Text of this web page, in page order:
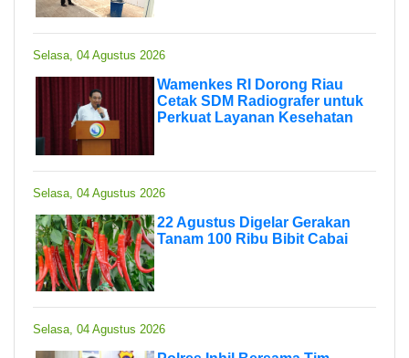
Selasa, 04 Agustus 2026
Wamenkes RI Dorong Riau
Cetak SDM Radiografer untuk
Perkuat Layanan Kesehatan
Selasa, 04 Agustus 2026
22 Agustus Digelar Gerakan
Tanam 100 Ribu Bibit Cabai
Selasa, 04 Agustus 2026